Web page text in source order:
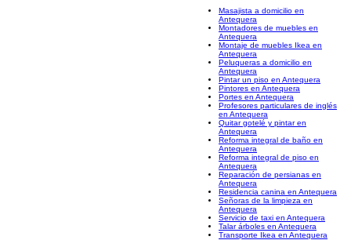
Masajista a domicilio en
Antequera
Montadores de muebles en
Antequera
Montaje de muebles Ikea en
Antequera
Peluqueras a domicilio en
Antequera
Pintar un piso en Antequera
Pintores en Antequera
Portes en Antequera
Profesores particulares de inglés
en Antequera
Quitar gotelé y pintar en
Antequera
Reforma integral de baño en
Antequera
Reforma integral de piso en
Antequera
Reparación de persianas en
Antequera
Residencia canina en Antequera
Señoras de la limpieza en
Antequera
Servicio de taxi en Antequera
Talar árboles en Antequera
Transporte Ikea en Antequera